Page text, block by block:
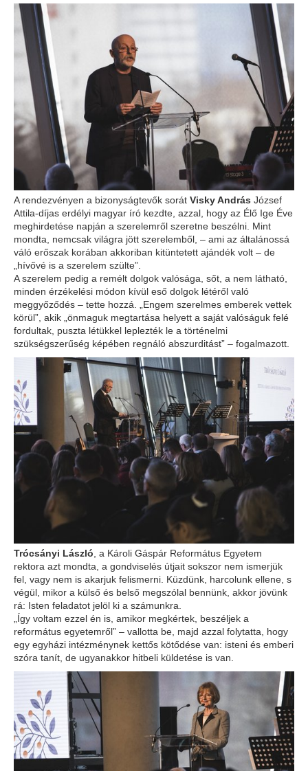
A rendezvényen a bizonyságtevők sorát Visky András József
Attila-díjas erdélyi magyar író kezdte, azzal, hogy az Élő Ige Éve
meghirdetése napján a szerelemről szeretne beszélni. Mint
mondta, nemcsak világra jött szerelemből, – ami az általánossá
váló erőszak korában akkoriban kitüntetett ajándék volt – de
„hívővé is a szerelem szülte”.
A szerelem pedig a remélt dolgok valósága, sőt, a nem látható,
minden érzékelési módon kívül eső dolgok létéről való
meggyőződés – tette hozzá. „Engem szerelmes emberek vettek
körül”, akik „önmaguk megtartása helyett a saját valóságuk felé
fordultak, puszta létükkel leplezték le a történelmi
szükségszerűség képében regnáló abszurditást” – fogalmazott.
Trócsányi László, a Károli Gáspár Református Egyetem
rektora azt mondta, a gondviselés útjait sokszor nem ismerjük
fel, vagy nem is akarjuk felismerni. Küzdünk, harcolunk ellene, s
végül, mikor a külső és belső megszólal bennünk, akkor jövünk
rá: Isten feladatot jelöl ki a számunkra.
„Így voltam ezzel én is, amikor megkértek, beszéljek a
református egyetemről” – vallotta be, majd azzal folytatta, hogy
egy egyházi intézménynek kettős kötődése van: isteni és emberi
szóra tanít, de ugyanakkor hitbeli küldetése is van.